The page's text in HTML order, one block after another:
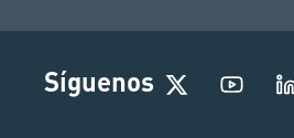
Síguenos